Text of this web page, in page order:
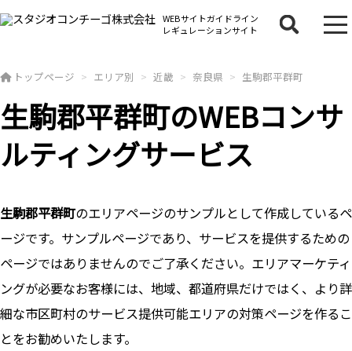
WEBサイトガイドライン
レギュレーションサイト
トップページ エリア別 近畿 奈良県 生駒郡平群町
生駒郡平群町のWEBコンサ
ルティングサービス
生駒郡平群町のエリアページのサンプルとして作成しているペ
ージです。サンプルページであり、サービスを提供するための
ページではありませんのでご了承ください。エリアマーケティ
ングが必要なお客様には、地域、都道府県だけではく、より詳
細な市区町村のサービス提供可能エリアの対策ページを作るこ
とをお勧めいたします。